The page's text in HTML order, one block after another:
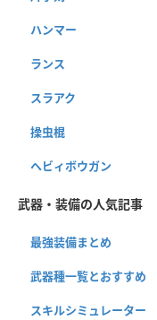
ハンマー
ランス
スラアク
操虫棍
ヘビィボウガン
武器・装備の人気記事
最強装備まとめ
武器種一覧とおすすめ
スキルシミュレーター